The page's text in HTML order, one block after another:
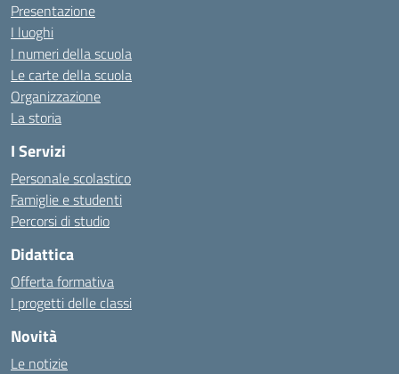
Presentazione
I luoghi
I numeri della scuola
Le carte della scuola
Organizzazione
La storia
I Servizi
Personale scolastico
Famiglie e studenti
Percorsi di studio
Didattica
Offerta formativa
I progetti delle classi
Novità
Le notizie